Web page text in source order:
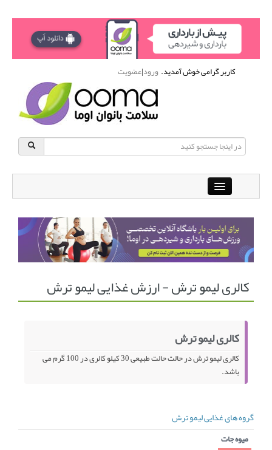
کاربر گرامی خوش آمدید.ورود|عضویت
باشگاه آنلاین ورزشی اوما
دانشنامه سلامت بانوان پرسش و پاسخ
انجمن متخصصین زنان و اوما انتخاب نام کودک
تماس با ما
کالری لیمو ترش - ارزش غذایی لیمو ترش
کالری لیمو ترش
کالری لیمو ترش در حالت حالت طبیعی 30 کیلو کالری در 100 گرم می
باشد.
گروه های غذایی لیمو ترش
میوه جات